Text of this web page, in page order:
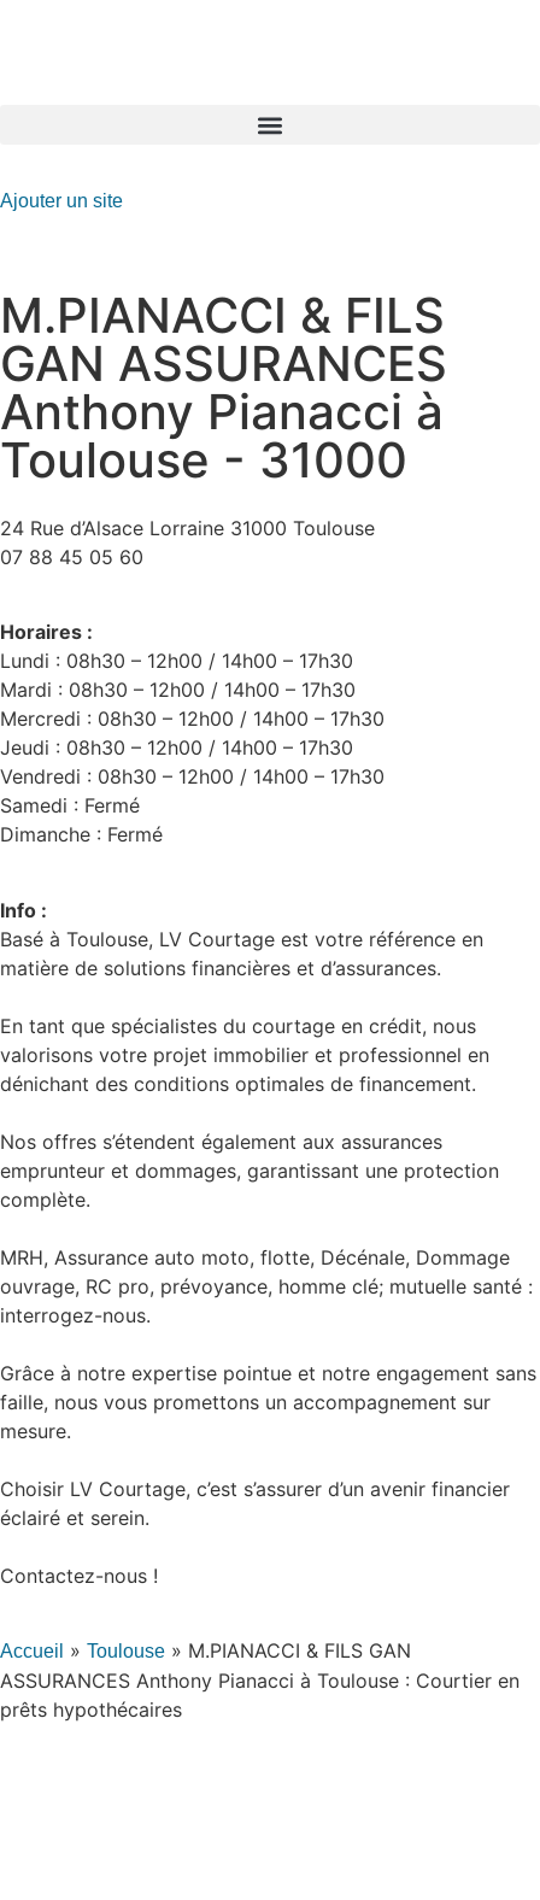
Ajouter un site
M.PIANACCI & FILS
GAN ASSURANCES
Anthony Pianacci à
Toulouse - 31000
24 Rue d’Alsace Lorraine 31000 Toulouse
07 88 45 05 60
Horaires :
Lundi : 08h30 – 12h00 / 14h00 – 17h30
Mardi : 08h30 – 12h00 / 14h00 – 17h30
Mercredi : 08h30 – 12h00 / 14h00 – 17h30
Jeudi : 08h30 – 12h00 / 14h00 – 17h30
Vendredi : 08h30 – 12h00 / 14h00 – 17h30
Samedi : Fermé
Dimanche : Fermé
Info :
Basé à Toulouse, LV Courtage est votre référence en
matière de solutions financières et d’assurances.
En tant que spécialistes du courtage en crédit, nous
valorisons votre projet immobilier et professionnel en
dénichant des conditions optimales de financement.
Nos offres s’étendent également aux assurances
emprunteur et dommages, garantissant une protection
complète.
MRH, Assurance auto moto, flotte, Décénale, Dommage
ouvrage, RC pro, prévoyance, homme clé; mutuelle santé :
interrogez-nous.
Grâce à notre expertise pointue et notre engagement sans
faille, nous vous promettons un accompagnement sur
mesure.
Choisir LV Courtage, c’est s’assurer d’un avenir financier
éclairé et serein.
Contactez-nous !
Accueil » Toulouse » M.PIANACCI & FILS GAN
ASSURANCES Anthony Pianacci à Toulouse : Courtier en
prêts hypothécaires